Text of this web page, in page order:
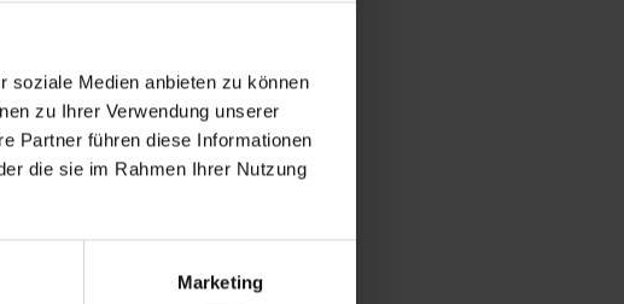
soziale Medien anbieten zu können
zu Ihrer Verwendung unserer
Partner führen diese Informationen
die sie im Rahmen Ihrer Nutzung
Marketing